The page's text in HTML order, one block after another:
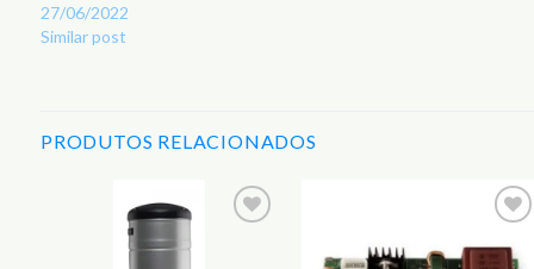
27/06/2022
Similar post
PRODUTOS RELACIONADOS
aos